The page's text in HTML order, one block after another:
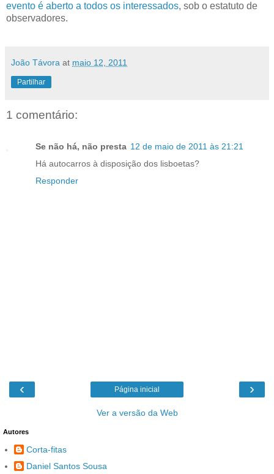
evento é aberto a todos os interessados, sob o estatuto de
observadores.
João Távora at maio 12, 2011
Partilhar
1 comentário:
Se não há, não presta 12 de maio de 2011 às 21:21
Há autocarros à disposição dos lisboetas?
Responder
‹ ›
Página inicial
Ver a versão da Web
Autores
Corta-fitas
Daniel Santos Sousa